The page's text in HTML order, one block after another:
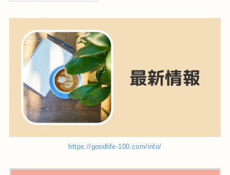
https://goodlife-100.com/info/